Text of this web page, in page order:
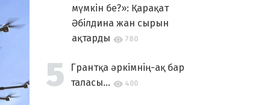
мүмкін бе?»: Қарақат
Әбілдина жан сырын
ақтарды
780
Грантқа әркімнің-ақ бар
таласы...
400